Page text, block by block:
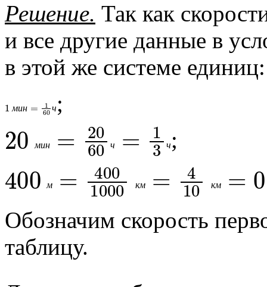
Решение. Так как
и все другие данные в
в этой же системе единиц:
ми н ч
1 60 ;
ми н ч ч
20 20 = ;
м км км
400 4001000 = м
Обозначим скорость
таблицу.